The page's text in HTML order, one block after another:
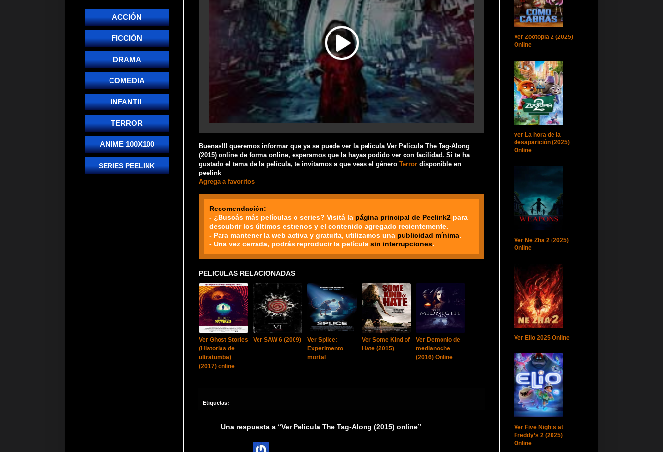
Buenas!!! queremos informar que ya se puede ver la película Ver Pelicula The Tag-Along
(2015) online de forma online, esperamos que la hayas podido ver con facilidad. Si te ha
gustado el tema de la película, te invitamos a que veas el género Terror disponible en
peelink
Agrega a favoritos
Recomendación:
- ¿Buscás más películas o series? Visitá la página principal de Peelink2 para
descubrir los últimos estrenos y el contenido agregado recientemente.
- Para mantener la web activa y gratuita, utilizamos una publicidad mínima.
- Una vez cerrada, podrás reproducir la película sin interrupciones.
PELICULAS RELACIONADAS
Ver Ghost Stories
(Historias de
ultratumba)
(2017) online
Ver SAW 6 (2009)
Ver Splice:
Experimento
mortal
Ver Some Kind of
Hate (2015)
Ver Demonio de
medianoche
(2016) Online
Etiquetas:
Una respuesta a “Ver Pelicula The Tag-Along (2015) online”
ACCIÓN
FICCIÓN
DRAMA
COMEDIA
INFANTIL
TERROR
ANIME 100X100
SERIES PEELINK
Ver Zootopia 2 (2025)
Online
ver La hora de la
desaparición (2025)
Online
Ver Ne Zha 2 (2025)
Online
Ver Elio 2025 Online
Ver Five Nights at
Freddy’s 2 (2025)
Online